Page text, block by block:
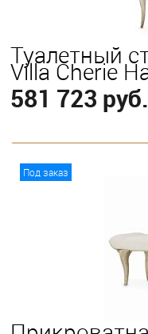
Туалетный
Villa Cherie
581 723 руб.
Под заказ